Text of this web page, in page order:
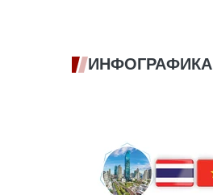
ИНФОГРАФИКА